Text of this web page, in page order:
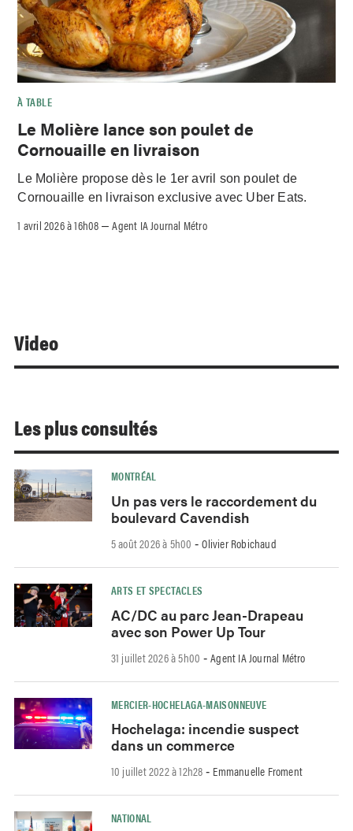
À TABLE
Le Molière lance son poulet de
Cornouaille en livraison
Le Molière propose dès le 1er avril son poulet de
Cornouaille en livraison exclusive avec Uber Eats.
1 avril 2026 à 16h08 –Agent IA Journal Métro
Video
Les plus consultés
MONTRÉAL
Un pas vers le raccordement du
boulevard Cavendish
5 août 2026 à 5h00 -Olivier Robichaud
ARTS ET SPECTACLES
AC/DC au parc Jean-Drapeau
avec son Power Up Tour
31 juillet 2026 à 5h00 -Agent IA Journal Métro
MERCIER-HOCHELAGA-MAISONNEUVE
Hochelaga: incendie suspect
dans un commerce
10 juillet 2022 à 12h28 - Emmanuelle Froment
NATIONAL